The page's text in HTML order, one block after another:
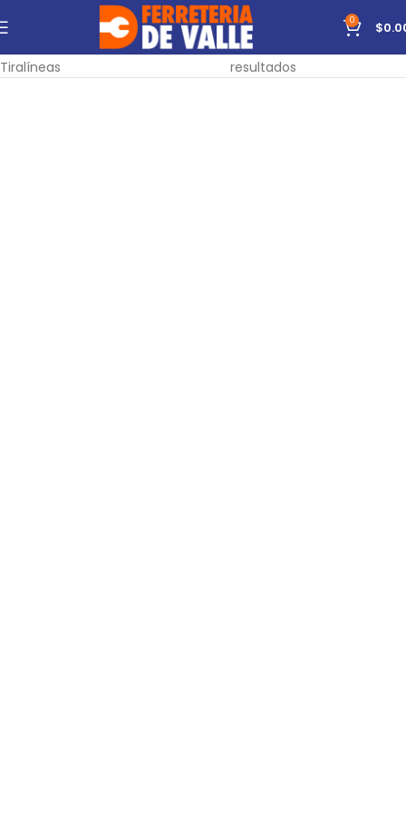
0 $
Herramientas De Medición
Tiralíneas
Mostrando todos los 4
resultados